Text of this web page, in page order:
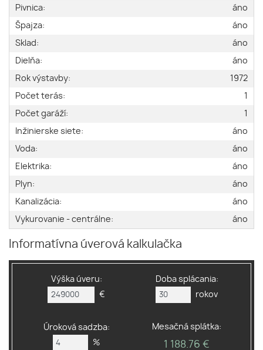
Pivnica:
áno
Špajza:
áno
Sklad:
áno
Dielňa:
áno
Rok výstavby:
1972
Počet terás:
1
Počet garáží:
1
Inžinierske siete:
áno
Voda:
áno
Elektrika:
áno
Plyn:
áno
Kanalizácia:
áno
Vykurovanie - centrálne:
áno
Informatívna úverová kalkulačka
Výška úveru:
€
Doba splácania:
rokov
Úroková sadzba:
%
Mesačná splátka:
1 188.76 €